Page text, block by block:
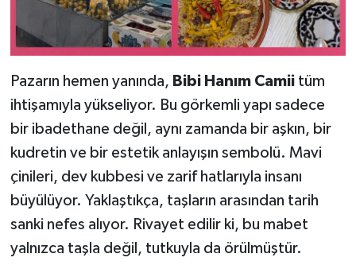
Pazarın hemen yanında, Bibi Hanım Camiitüm
ihtişamıyla yükseliyor. Bu görkemli yapı sadece
bir ibadethane değil, aynı zamanda bir aşkın, bir
kudretin ve bir estetik anlayışın sembolü. Mavi
çinileri, dev kubbesi ve zarif hatlarıyla insanı
büyülüyor. Yaklaştıkça, taşların arasından tarih
sanki nefes alıyor. Rivayet edilir ki, bu mabet
yalnızca taşla değil, tutkuyla da örülmüştür.